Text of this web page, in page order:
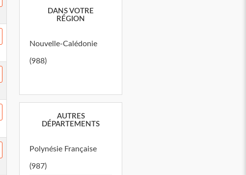
DANS VOTRE
RÉGION
Nouvelle-Calédonie
(988)
AUTRES
DÉPARTEMENTS
Polynésie Française
(987)